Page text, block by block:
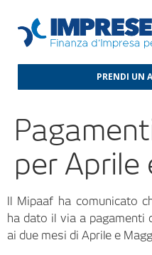
PRENDI UN
per Aprile
Il Mipaaf ha comunicato
ha dato il via a pagamenti
ai due mesi di Aprile e